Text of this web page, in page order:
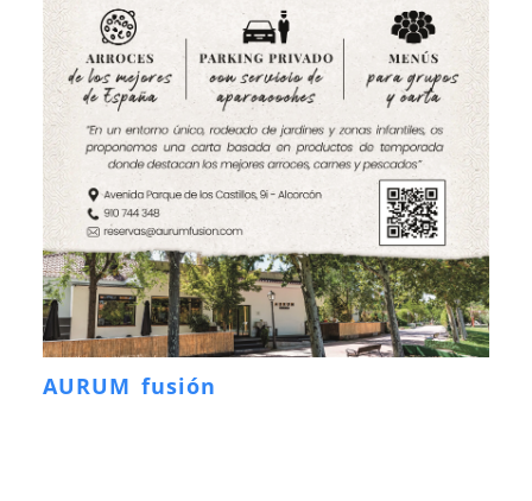
AURUM fusión